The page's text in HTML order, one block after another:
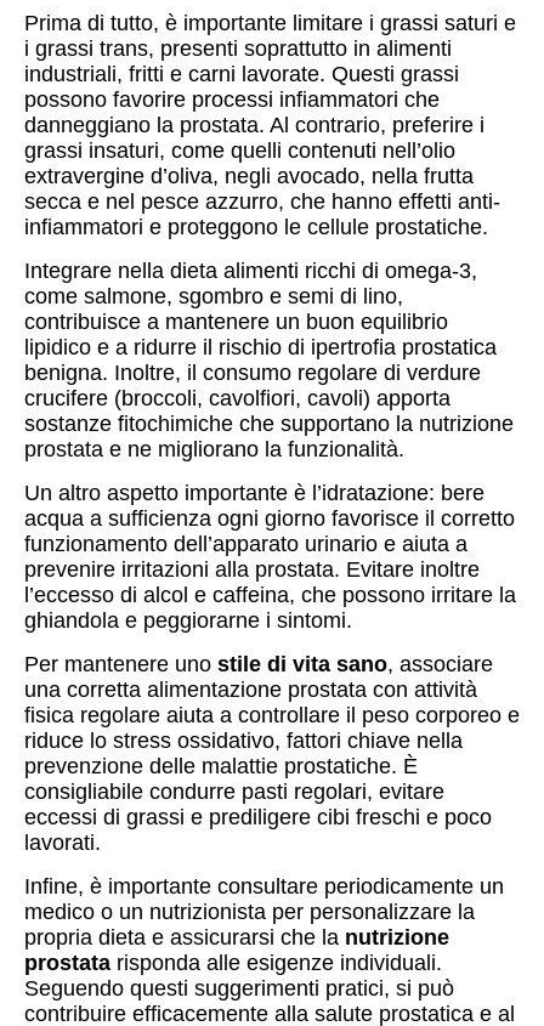
Prima di tutto, è importante limitare i grassi saturi e
i grassi trans, presenti soprattutto in alimenti
industriali, fritti e carni lavorate. Questi grassi
possono favorire processi infiammatori che
danneggiano la prostata. Al contrario, preferire i
grassi insaturi, come quelli contenuti nell’olio
extravergine d’oliva, negli avocado, nella frutta
secca e nel pesce azzurro, che hanno effetti anti-
infiammatori e proteggono le cellule prostatiche.
Integrare nella dieta alimenti ricchi di omega-3,
come salmone, sgombro e semi di lino,
contribuisce a mantenere un buon equilibrio
lipidico e a ridurre il rischio di ipertrofia prostatica
benigna. Inoltre, il consumo regolare di verdure
crucifere (broccoli, cavolfiori, cavoli) apporta
sostanze fitochimiche che supportano la nutrizione
prostata e ne migliorano la funzionalità.
Un altro aspetto importante è l’idratazione: bere
acqua a sufficienza ogni giorno favorisce il corretto
funzionamento dell’apparato urinario e aiuta a
prevenire irritazioni alla prostata. Evitare inoltre
l’eccesso di alcol e caffeina, che possono irritare la
ghiandola e peggiorarne i sintomi.
Per mantenere uno stile di vita sano, associare
una corretta alimentazione prostata con attività
fisica regolare aiuta a controllare il peso corporeo e
riduce lo stress ossidativo, fattori chiave nella
prevenzione delle malattie prostatiche. È
consigliabile condurre pasti regolari, evitare
eccessi di grassi e prediligere cibi freschi e poco
lavorati.
Infine, è importante consultare periodicamente un
medico o un nutrizionista per personalizzare la
propria dieta e assicurarsi che la nutrizione
prostata risponda alle esigenze individuali.
Seguendo questi suggerimenti pratici, si può
contribuire efficacemente alla salute prostatica e al